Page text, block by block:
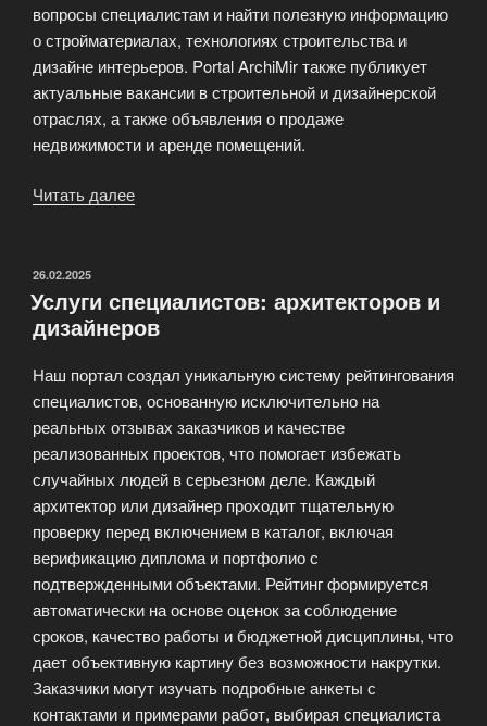
вопросы специалистам и найти полезную информацию
о стройматериалах, технологиях строительства и
дизайне интерьеров. Portal ArchiMir также публикует
актуальные вакансии в строительной и дизайнерской
отраслях, а также объявления о продаже
недвижимости и аренде помещений.
Читать далее
—
АрхиМир»
ОПУБЛИКОВАНО
26.02.2025
Услуги специалистов: архитекторов и
дизайнеров
Наш портал создал уникальную систему рейтингования
специалистов, основанную исключительно на
реальных отзывах заказчиков и качестве
реализованных проектов, что помогает избежать
случайных людей в серьезном деле. Каждый
архитектор или дизайнер проходит тщательную
проверку перед включением в каталог, включая
верификацию диплома и портфолио с
подтвержденными объектами. Рейтинг формируется
автоматически на основе оценок за соблюдение
сроков, качество работы и бюджетной дисциплины, что
дает объективную картину без возможности накрутки.
Заказчики могут изучать подробные анкеты с
контактами и примерами работ, выбирая специалиста